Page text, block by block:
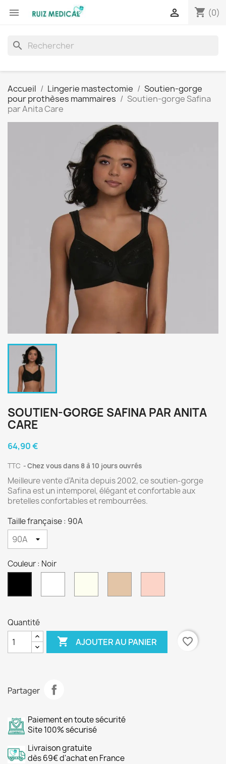
 shopping_cart (0)

search
Accueil Lingerie mastectomie
Soutien-gorge
pour prothèses mammaires
Soutien-gorge Safina
par Anita Care
SOUTIEN-GORGE SAFINA PAR ANITA
CARE
64,90 €
TTC Chez vous dans 8 à 10 jours ouvrés
Meilleure vente d'Anita depuis 2002, ce soutien-gorge
Safina est un intemporel, élégant et confortable aux
bretelles confortables et rembourrées.
Taille française : 90A
Couleur : Noir
Quantité
 AJOUTER AU PANIER favorite_border
Partager
Paiement en toute sécurité
Site 100% sécurisé
Livraison gratuite
dès 69€ d'achat en France